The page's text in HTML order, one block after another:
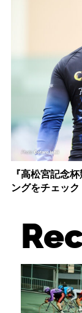
『高松宮記念
ングをチェッ